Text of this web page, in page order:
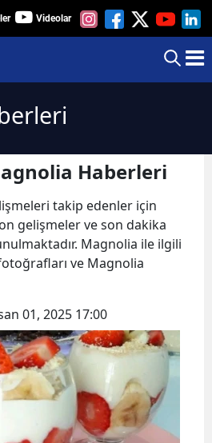
Videolar
Haberleri
takip edenler için
gelişmeler ve son dakika
Magnolia ile ilgili
ve Magnolia
01, 2025 17:00